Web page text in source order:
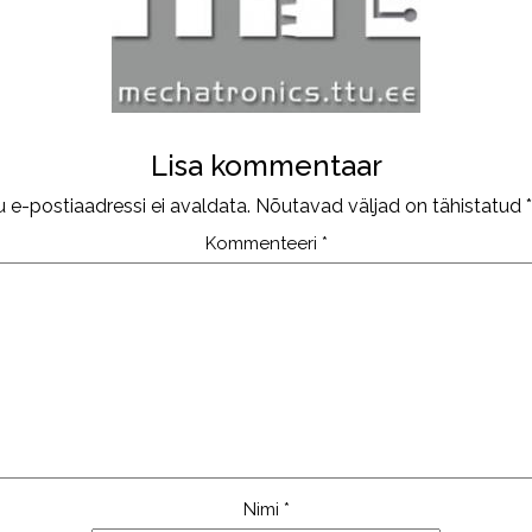
Lisa kommentaar
e-postiaadressi ei avaldata. Nõutavad väljad on tähistatud *
Kommenteeri *
Nimi *